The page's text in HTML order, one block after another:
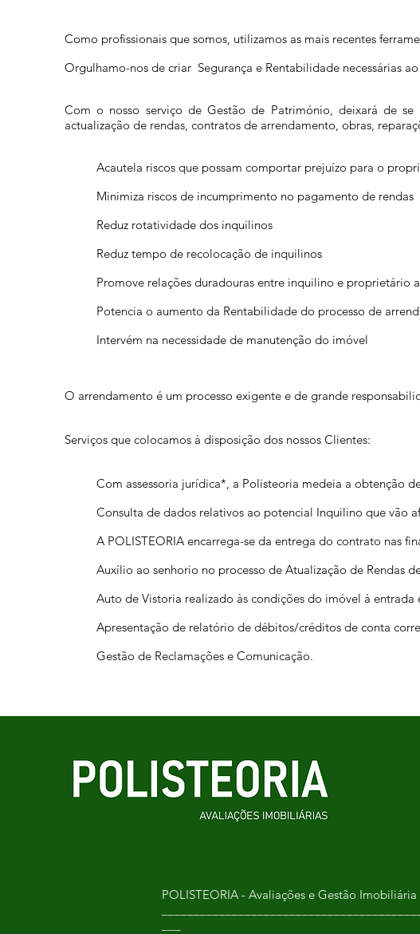
Como profissionais que somos, utilizamos as mais recentes
Orgulhamo-nos de criar Segurança e Rentabilidade necessárias
Com o nosso serviço de Gestão de Património, deixará de
actualização de rendas, contratos de arrendamento, obras,
Acautela riscos que possam comportar prejuízo para o
Minimiza riscos de incumprimento no pagamento de rendas
Reduz rotatividade dos inquilinos
Reduz tempo de recolocação de inquilinos
Promove relações duradouras entre inquilino e proprietário
Potencia o aumento da Rentabilidade do processo de
Intervém na necessidade de manutenção do imóvel
O arrendamento é um processo exigente e de grande
Serviços que colocamos à disposição dos nossos Clientes:
Com assessoria jurídica*, a Polisteoria medeia a obtenção
Consulta de dados relativos ao potencial Inquilino que vão
A POLISTEORIA encarrega-se da entrega do contrato nas
Auxílio ao senhorio no processo de Atualização de Rendas
Auto de Vistoria realizado às condições do imóvel à entrada
Apresentação de relatório de débitos/créditos de conta
Gestão de Reclamações e Comunicação.
POLISTEORIA - Avaliações e Gestão Imobiliária